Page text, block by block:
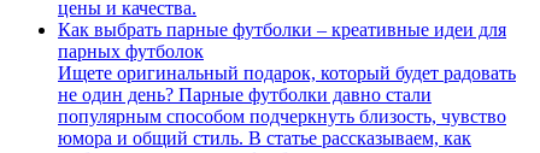
цены и качества.
Как выбрать парные футболки – креативные идеи для
парных футболок
Ищете оригинальный подарок, который будет радовать
не один день? Парные футболки давно стали
популярным способом подчеркнуть близость, чувство
юмора и общий стиль. В статье рассказываем, как